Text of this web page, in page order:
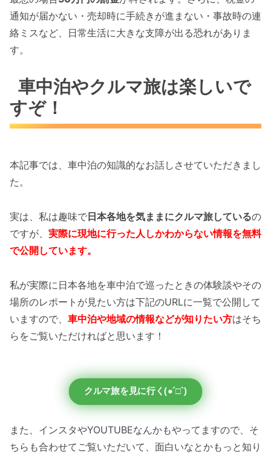
通知が届かない・売却時に手続きが進まない・事故時の連
絡ミスなど、日常生活に大きな支障が出る恐れがありま
す。
車中泊やクルマ旅は楽しいで
すぞ！
本記事では、車中泊の知識的なお話しさせていただきまし
た。
実は、私は趣味で日本各地を気ままにクルマ旅しているの
ですが、 実際に現地に行った人しかわからない情報を無料
で公開しています。
私が実際に日本各地を車中泊で巡ったときの体験談やその
場所のレポートが見たい方は下記のURLに一覧で公開して
いますので、 車中泊や地域の情報などが知りたい方はそち
らをご覧いただければと思います！
クルマ旅を見に行く(●´□`)
また、インスタやYOUTUBEなんかもやってますので、そ
ちらも合わせてご覧いただいて、面白いなとかもっと知り